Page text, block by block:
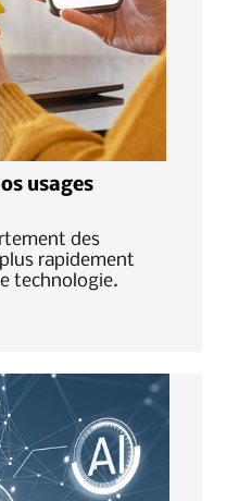
usages
des
rapidement
technologie.